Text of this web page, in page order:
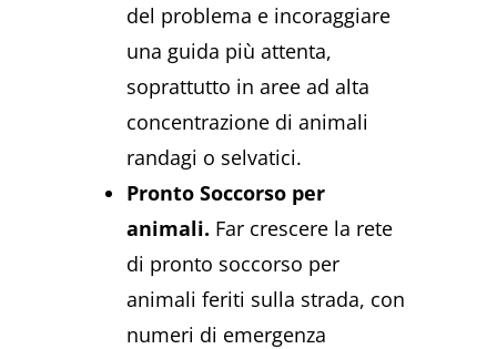
del problema e incoraggiare
una guida più attenta,
soprattutto in aree ad alta
concentrazione di animali
randagi o selvatici.
Pronto Soccorso per
animali. Far crescere la rete
di pronto soccorso per
animali feriti sulla strada, con
numeri di emergenza